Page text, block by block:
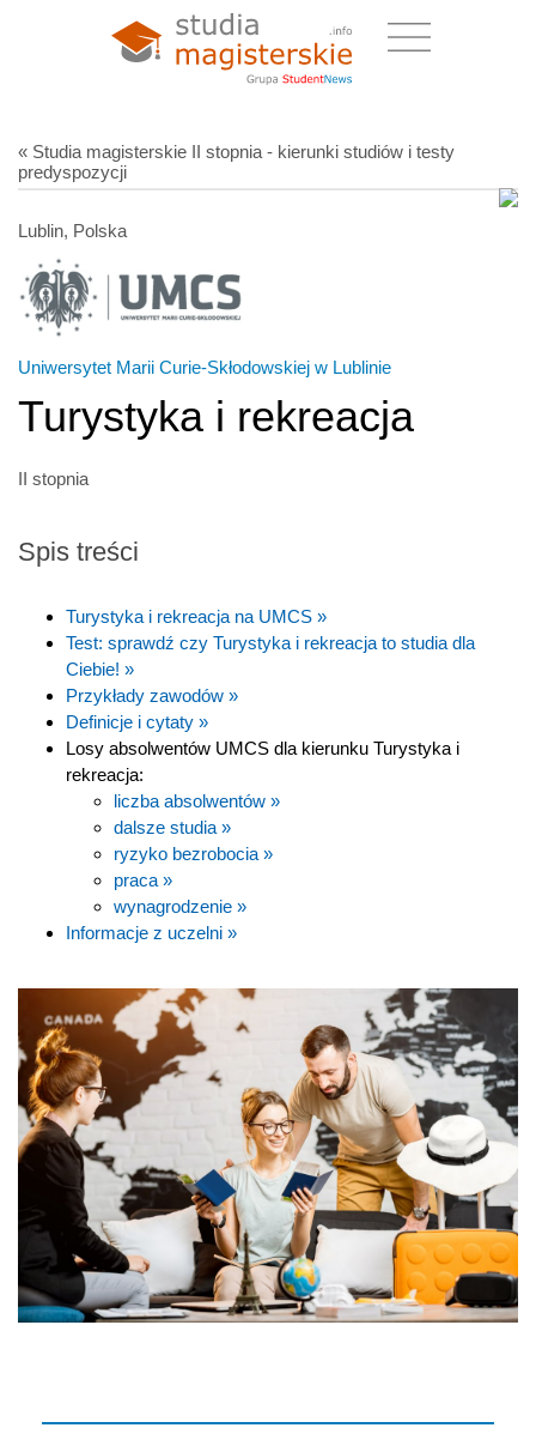
« Studia magisterskie II stopnia - kierunki studiów i testy
predyspozycji
Lublin, Polska
Uniwersytet Marii Curie-Skłodowskiej w Lublinie
Turystyka i rekreacja
II stopnia
Spis treści
Turystyka i rekreacja na UMCS »
Test: sprawdź czy Turystyka i rekreacja to studia dla
Ciebie! »
Przykłady zawodów »
Definicje i cytaty »
Losy absolwentów UMCS dla kierunku Turystyka i
rekreacja:
liczba absolwentów »
dalsze studia »
ryzyko bezrobocia »
praca »
wynagrodzenie »
Informacje z uczelni »